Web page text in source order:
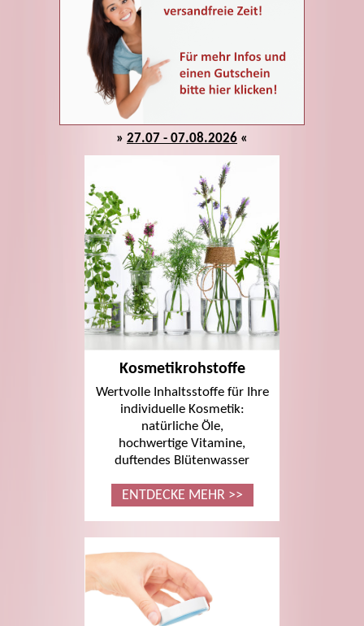
» 27.07 - 07.08.2026 «
Kosmetikrohstoffe
Wertvolle Inhaltsstoffe für Ihre
individuelle Kosmetik:
natürliche Öle,
hochwertige Vitamine,
duftendes Blütenwasser
ENTDECKE MEHR >>